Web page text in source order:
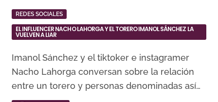
REDES SOCIALES
EL INFLUENCER NACHO LAHORGA Y EL TORERO IMANOL SÁNCHEZ LA
VUELVEN A LIAR
Imanol Sánchez y el tiktoker e instagramer
Nacho Lahorga conversan sobre la relación
entre un torero y personas denominadas así…